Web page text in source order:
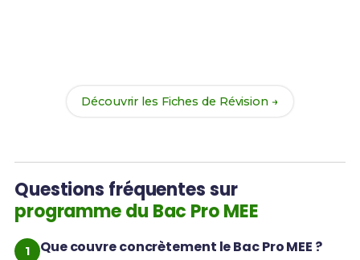
Découvrir les Fiches de Révision →
Questions fréquentes sur
programme du Bac Pro MEE
Que couvre concrètement le Bac Pro MEE ?